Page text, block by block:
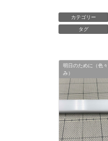
カテゴリー
タグ
明日のために（色
み）